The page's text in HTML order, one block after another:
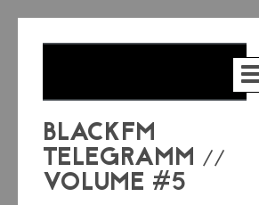
BLACKFM
TELEGRAMM //
VOLUME #5